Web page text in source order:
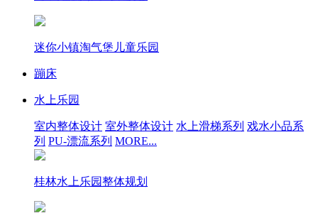
迷你小镇淘气堡儿童乐园
蹦床
水上乐园
室内整体设计 室外整体设计 水上滑梯系列 戏水小品系
列 PU-漂流系列 MORE...
桂林水上乐园整体规划